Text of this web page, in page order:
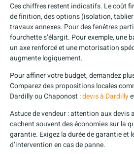
Ces chiffres restent indicatifs. Le coût
de finition, des options (isolation,
travaux annexes. Pour des fenêtres
fourchette s’élargit. Pour exemple, une
un axe renforcé et une motorisation
augmente logiquement.
Pour affiner votre budget, demandez
Comparez des propositions locales
Dardilly ou Chaponost :devis à Dardilly
Astuce de vendeur : attention aux devis
cachent souvent des économies sur la
garantie. Exigez la durée de garantie et
d’intervention en cas de panne.